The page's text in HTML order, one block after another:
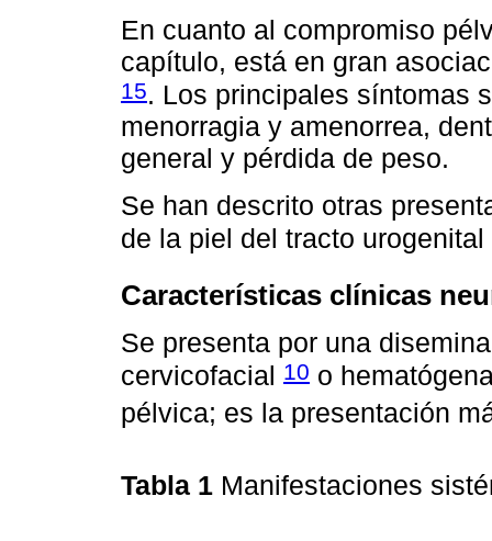
En cuanto al compromiso
capítulo, está en gran
15. Los principales síntomas
menorragia y amenorrea,
general y pérdida de peso.
Se han descrito otras
de la piel del tracto
Características clínicas
Se presenta por una
cervicofacial 10 o
pélvica; es la presentación
Tabla 1 Manifestaciones